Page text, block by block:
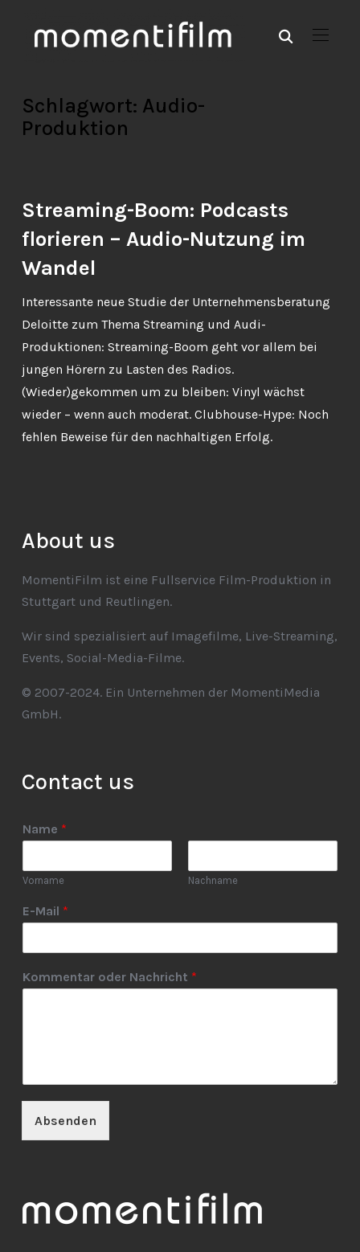
Schlagwort: Audio-
Produktion
Streaming-Boom: Podcasts
florieren – Audio-Nutzung im
Wandel
Interessante neue Studie der Unternehmensberatung
Deloitte zum Thema Streaming und Audi-
Produktionen: Streaming-Boom geht vor allem bei
jungen Hörern zu Lasten des Radios.
(Wieder)gekommen um zu bleiben: Vinyl wächst
wieder – wenn auch moderat. Clubhouse-Hype: Noch
fehlen Beweise für den nachhaltigen Erfolg.
About us
MomentiFilm ist eine Fullservice Film-Produktion in
Stuttgart und Reutlingen.
Wir sind spezialisiert auf Imagefilme, Live-Streaming,
Events, Social-Media-Filme.
© 2007-2024. Ein Unternehmen der MomentiMedia
GmbH.
Contact us
Name *
Vorname Nachname
E-Mail *
Kommentar oder Nachricht *
Absenden